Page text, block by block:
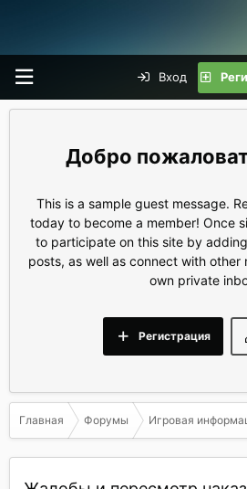
Вход
This is a sample guest message.
today to become a member! Once
to participate on this site by
posts, as well as connect with other
own private
Регистрация
Главная Форумы Игровая